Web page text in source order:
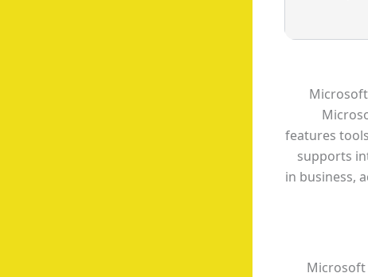
features
supports
in business,
Microsoft